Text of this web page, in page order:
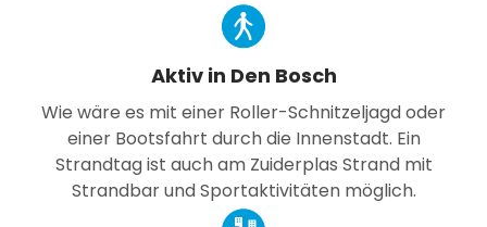
Aktiv in Den Bosch
Wie wäre es mit einer Roller-Schnitzeljagd oder
einer Bootsfahrt durch die Innenstadt. Ein
Strandtag ist auch am Zuiderplas Strand mit
Strandbar und Sportaktivitäten möglich.